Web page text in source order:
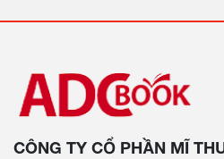
CÔNG TY CỔ PHẦN MĨ